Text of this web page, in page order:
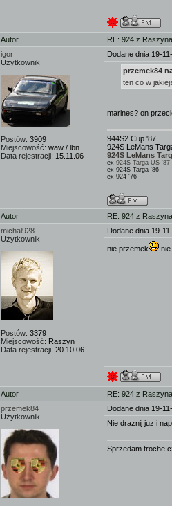
Autor
RE: 924 z
igor
Użytkownik
Postów: 3909
Miejscowość: waw / lbn
Data rejestracji: 15.11.06
Dodane dnia 19-
przemek84
ten co w
marines? on
944S2 Cup '87
924S LeMans
924S LeMans
ex 924S Targa US '87
ex 924S Targa '86
ex 924 '76
Autor
RE: 924 z
michal928
Użytkownik
Postów: 3379
Miejscowość: Raszyn
Data rejestracji: 20.10.06
Dodane dnia 19-
nie przemek
Autor
RE: 924 z
przemek84
Użytkownik
Dodane dnia 19-
Nie draznij juz i
Sprzedam troche